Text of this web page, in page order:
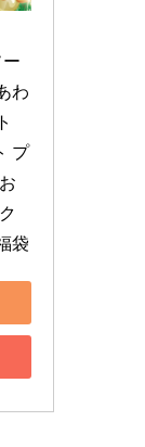
わ
プ
袋